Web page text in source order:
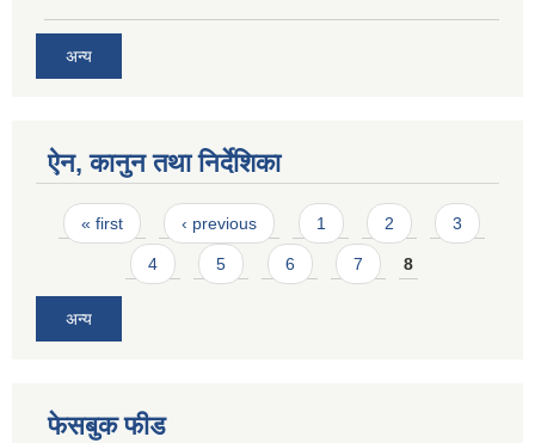
अन्य
ऐन, कानुन तथा निर्देशिका
Pages
« first ‹ previous 1 2 3
4 5 6 7 8
अन्य
फेसबुक फीड